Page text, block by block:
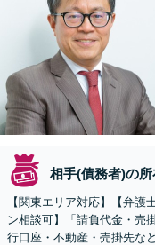
相手(債務者)の
【関東エリア対応】【弁護
ン相談可】「請負代金・売
行口座・不動産・売掛先な